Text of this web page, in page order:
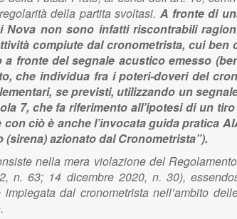
della partita svoltasi. A fronte di
Nova non sono infatti riscontrabili
compiute dal cronometrista, cui
fronte del segnale acustico emesso
che individua fra i poteri-doveri del
se previsti, utilizzando un
7, che fa riferimento all’ipotesi di un
ciò è anche l’invocata guida pratica
azionato dal Cronometrista”).
nella mera violazione del
n. 63; 14 dicembre 2020, n. 30),
dal cronometrista nell’ambito